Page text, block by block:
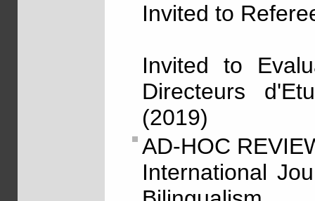
Invited to
Invited to
Directeurs
(2019)
AD-HOC
International